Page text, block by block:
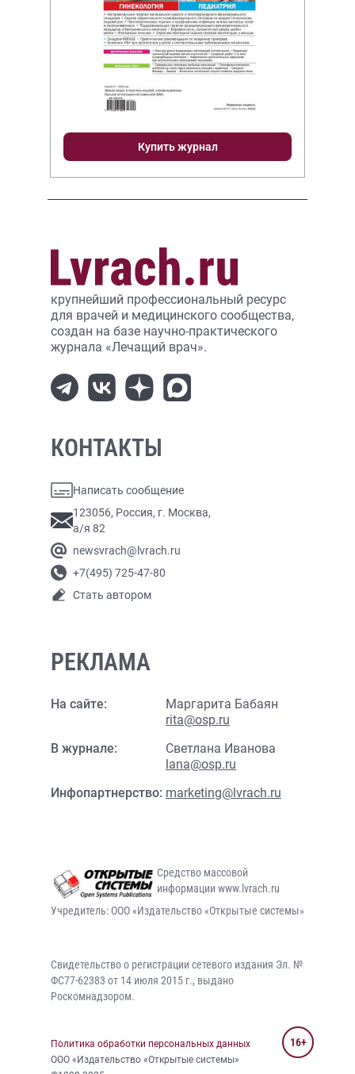
Купить журнал
крупнейший профессиональный ресурс
для врачей и медицинского сообщества,
создан на базе научно-практического
журнала «Лечащий врач».
КОНТАКТЫ
Написать сообщение
123056, Россия, г. Москва,
а/я 82
newsvrach@lvrach.ru
+7(495) 725-47-80
Стать автором
РЕКЛАМА
На сайте:
Маргарита Бабаян
rita@osp.ru
В журнале:
Светлана Иванова
lana@osp.ru
Инфопартнерство: marketing@lvrach.ru
Средство массовой
информации www.lvrach.ru
Учредитель: ООО «Издательство «Открытые системы»
Свидетельство о регистрации сетевого издания Эл. №
ФС77-62383 от 14 июля 2015 г., выдано
Роскомнадзором.
Политика обработки персональных данных
ООО «Издательство «Открытые системы»
16+